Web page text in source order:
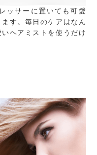
ッサーに置いても可愛
す。毎日のケアはなん
ヘアミストを使うだけ